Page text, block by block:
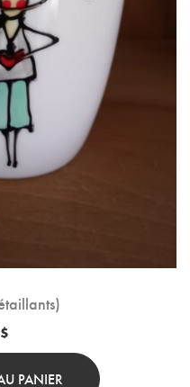
$
PANIER